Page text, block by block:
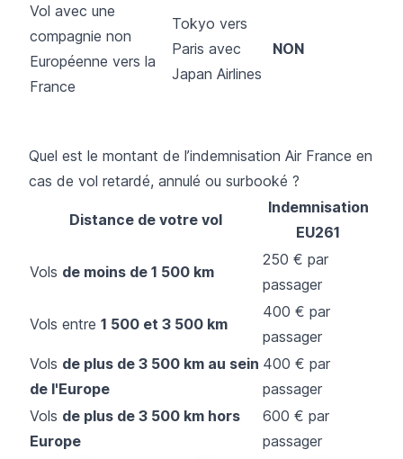
Vol avec une
compagnie non
Européenne vers la
France
Tokyo vers
Paris avec
Japan Airlines
NON
Quel est le montant de l’indemnisation Air France en
cas de vol retardé, annulé ou surbooké ?
Distance de votre vol
Indemnisation
EU261
Vols de moins de 1 500 km
250 € par
passager
Vols entre 1 500 et 3 500 km
400 € par
passager
Vols de plus de 3 500 km au sein
de l'Europe
400 € par
passager
Vols de plus de 3 500 km hors
Europe
600 € par
passager